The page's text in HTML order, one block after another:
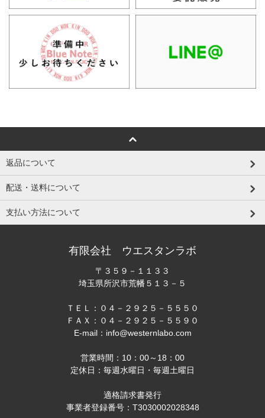
返品について
配送・送料について
支払い方法について
有限会社 ウエスタンラボ
〒３５９－１１３３
埼玉県所沢市荒幡５１３－５
ＴＥＬ：０４－２９２５－５５５０
ＦＡＸ：０４－２９２５－５５９０
E-mail：info@westernlabo.com
営業時間：10：00～18：00
定休日：毎週水曜日・毎週土曜日
適格請求書発行
事業者登録番号：T3030002028348